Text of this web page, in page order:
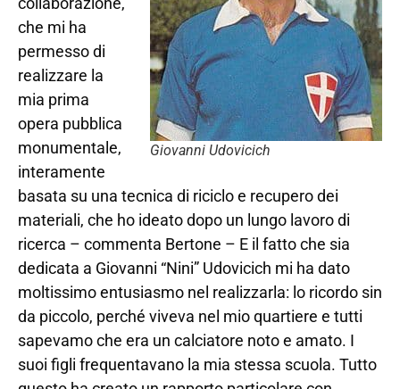
Giovanni Udovicich
che mi ha
permesso di
realizzare la
mia prima
opera pubblica
monumentale,
interamente
basata su una tecnica di riciclo e recupero dei
materiali, che ho ideato dopo un lungo lavoro di
ricerca – commenta Bertone – E il fatto che sia
dedicata a Giovanni “Nini” Udovicich mi ha dato
moltissimo entusiasmo nel realizzarla: lo ricordo sin
da piccolo, perché viveva nel mio quartiere e tutti
sapevamo che era un calciatore noto e amato. I
suoi figli frequentavano la mia stessa scuola. Tutto